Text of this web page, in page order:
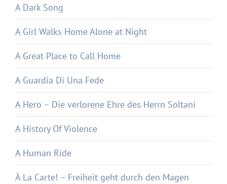
A Dark Song
A Girl Walks Home Alone at Night
A Great Place to Call Home
A Guardia Di Una Fede
A Hero – Die verlorene Ehre des Herrn Soltani
A History Of Violence
A Human Ride
À La Carte! – Freiheit geht durch den Magen